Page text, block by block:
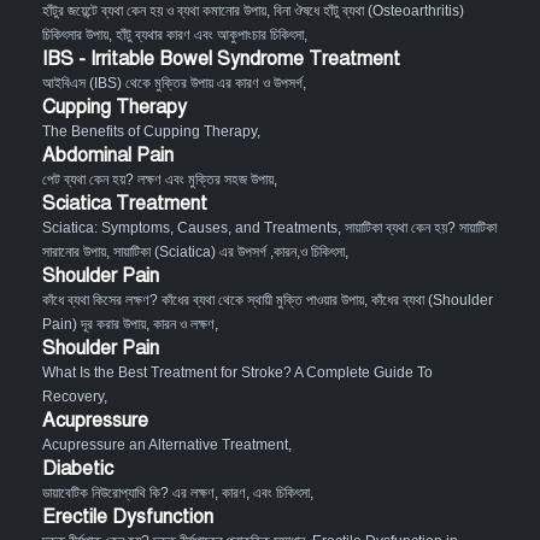
হাঁটুর জয়েন্টে ব্যথা কেন হয় ও ব্যথা কমানোর উপায়, বিনা ঔষধে হাঁটু ব্যথা (Osteoarthritis)
চিকিৎসার উপায়, হাঁটু ব্যথার কারণ এবং আকুপাংচার চিকিৎসা,
IBS - Irritable Bowel Syndrome Treatment
আইবিএস (IBS) থেকে মুক্তির উপায় এর কারণ ও উপসর্গ,
Cupping Therapy
The Benefits of Cupping Therapy,
Abdominal Pain
পেট ব্যথা কেন হয়? লক্ষণ এবং মুক্তির সহজ উপায়,
Sciatica Treatment
Sciatica: Symptoms, Causes, and Treatments, সায়াটিকা ব্যথা কেন হয়? সায়াটিকা
সারানোর উপায়, সায়াটিকা (Sciatica) এর উপসর্গ ,কারন,ও চিকিৎসা,
Shoulder Pain
কাঁধে ব্যথা কিসের লক্ষণ? কাঁধের ব্যথা থেকে স্থায়ী মুক্তি পাওয়ার উপায়, কাঁধের ব্যথা (Shoulder
Pain) দূর করার উপায়, কারন ও লক্ষণ,
Shoulder Pain
What Is the Best Treatment for Stroke? A Complete Guide To
Recovery,
Acupressure
Acupressure an Alternative Treatment,
Diabetic
ডায়াবেটিক নিউরোপ্যাথি কি? এর লক্ষণ, কারণ, এবং চিকিৎসা,
Erectile Dysfunction